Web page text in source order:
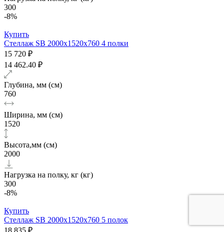
300
-8%
Купить
Стеллаж SB 2000х1520x760 4 полки
15 720 ₽
14 462.40 ₽
Глубина, мм (см)
760
Ширина, мм (см)
1520
Высота,мм (см)
2000
Нагрузка на полку, кг (кг)
300
-8%
Купить
Стеллаж SB 2000х1520x760 5 полок
18 835 ₽